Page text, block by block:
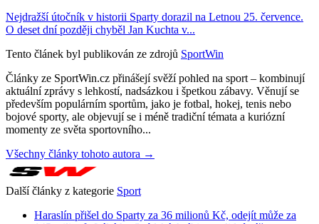
Nejdražší útočník v historii Sparty dorazil na Letnou 25. července.
O deset dní později chyběl Jan Kuchta v...
Tento článek byl publikován ze zdrojů SportWin
Články ze SportWin.cz přinášejí svěží pohled na sport – kombinují
aktuální zprávy s lehkostí, nadsázkou i špetkou zábavy. Věnují se
především populárním sportům, jako je fotbal, hokej, tenis nebo
bojové sporty, ale objevují se i méně tradiční témata a kuriózní
momenty ze světa sportovního...
Všechny články tohoto autora →
Další články z kategorie Sport
Haraslín přišel do Sparty za 36 milionů Kč, odejít může za